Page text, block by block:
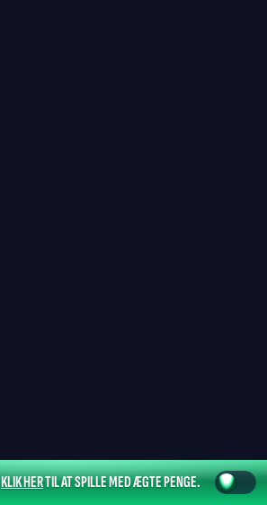
KLIK HERTIL AT SPILLE MED ÆGTE PENGE.